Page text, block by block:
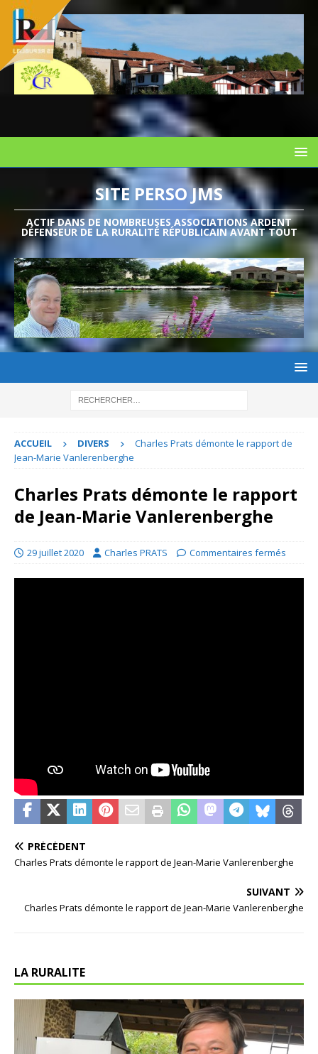
SITE PERSO JMS
ACTIF DANS DE NOMBREUSES ASSOCIATIONS ARDENT
DÉFENSEUR DE LA RURALITÉ RÉPUBLICAIN AVANT TOUT
ACCUEIL DIVERS
Charles Prats démonte le rapport de
Jean-Marie Vanlerenberghe
Charles Prats démonte le rapport
de Jean-Marie Vanlerenberghe
29 juillet 2020 Charles PRATS Commentaires fermés
PRÉCÉDENT
Charles Prats démonte le rapport de Jean-Marie Vanlerenberghe
SUIVANT
Charles Prats démonte le rapport de Jean-Marie Vanlerenberghe
LA RURALITE